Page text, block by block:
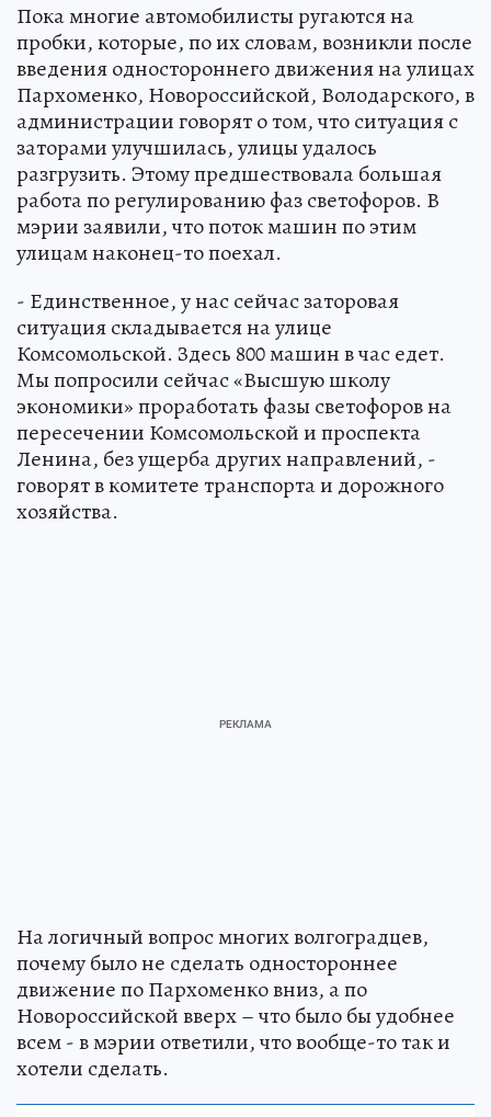
Пока многие автомобилисты ругаются на
пробки, которые, по их словам, возникли после
введения одностороннего движения на улицах
Пархоменко, Новороссийской, Володарского, в
администрации говорят о том, что ситуация с
заторами улучшилась, улицы удалось
разгрузить. Этому предшествовала большая
работа по регулированию фаз светофоров. В
мэрии заявили, что поток машин по этим
улицам наконец-то поехал.
- Единственное, у нас сейчас заторовая
ситуация складывается на улице
Комсомольской. Здесь 800 машин в час едет.
Мы попросили сейчас «Высшую школу
экономики» проработать фазы светофоров на
пересечении Комсомольской и проспекта
Ленина, без ущерба других направлений, -
говорят в комитете транспорта и дорожного
хозяйства.
На логичный вопрос многих волгоградцев,
почему было не сделать одностороннее
движение по Пархоменко вниз, а по
Новороссийской вверх – что было бы удобнее
всем - в мэрии ответили, что вообще-то так и
хотели сделать.